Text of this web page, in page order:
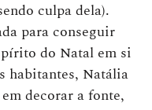
culpa dela).
para conseguir
do Natal em si
habitantes, Natália
decorar a fonte,